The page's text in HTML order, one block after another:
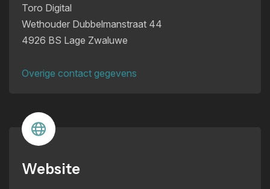
Toro Digital
Wethouder Dubbelmanstraat 44
4926 BS Lage Zwaluwe
Overige contact gegevens
Website